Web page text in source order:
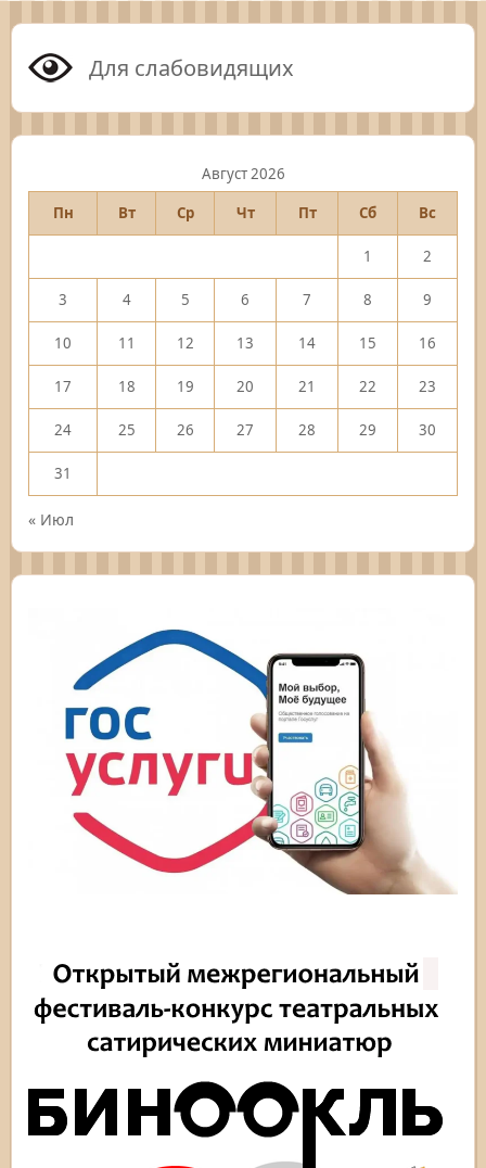
Для слабовидящих
Август 2026
Пн
Вт Ср Чт Пт Сб Вс
1 2
3 4 5 6 7 8 9
10 11 12 13 14 15 16
17 18 19 20 21 22 23
24 25 26 27 28 29 30
31
« Июл